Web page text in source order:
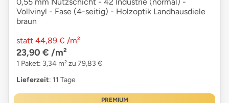
Vollvinyl - Fase (4-seitig) - Holzoptik Landhausdiele
braun
statt 44,89 € /m²
23,90 € /m²
1 Paket: 3,34 m² zu 79,83 €
Lieferzeit: 11 Tage
PREMIUM